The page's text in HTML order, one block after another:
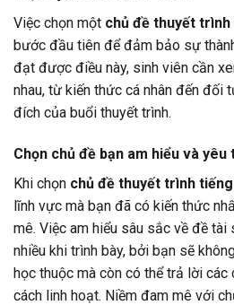
Việc chọn một chủ đề thuyết trình
bước đầu tiên để đảm bảo sự
đạt được điều này, sinh viên cần
nhau, từ kiến thức cá nhân đến đối
đích của buổi thuyết trình.
Chọn chủ đề bạn am hiểu và yêu
Khi chọn chủ đề thuyết trình
lĩnh vực mà bạn đã có kiến thức
mê. Việc am hiểu sâu sắc về đề
nhiều khi trình bày, bởi bạn sẽ
học thuộc mà còn có thể trả lời các
cách linh hoạt. Niềm đam mê với